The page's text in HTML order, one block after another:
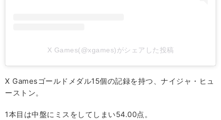
X Games(@xgames)がシェアした投稿
X Gamesゴールドメダル15個の記録を持つ、ナイジャ・ヒュ
ーストン。
1本目は中盤にミスをしてしまい54.00点。